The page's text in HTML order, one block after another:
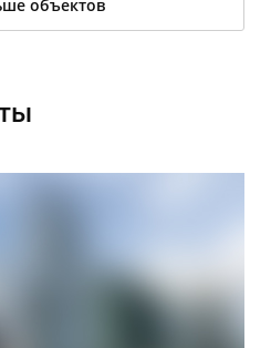
объектов